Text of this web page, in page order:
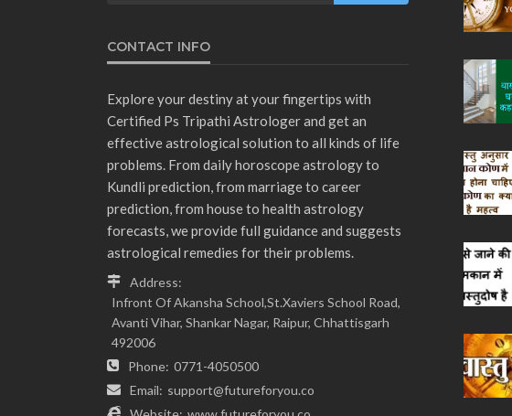
CONTACT INFO
Explore your destiny at your fingertips with
Certified Ps Tripathi Astrologer and get an
effective astrological solution to all kinds of life
problems. From daily horoscope astrology to
Kundli prediction, from marriage to career
prediction, from house to health astrology
forecasts, we provide full guidance and suggests
astrological remedies for their problems.
Address:
Infront Of Akansha School,St.Xaviers School Road,
Avanti Vihar, Shankar Nagar, Raipur, Chhattisgarh
492006
Phone: 0771-4050500
Email: support@futureforyou.co